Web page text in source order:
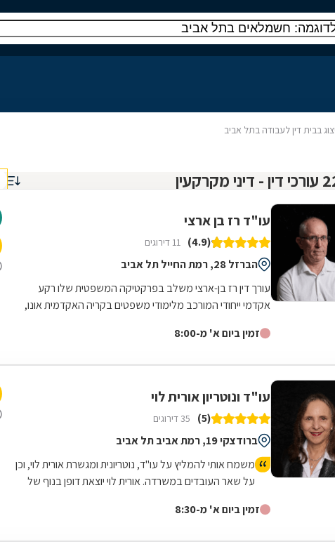
בבית דין לעבודה בתל אביב
עו"ד רז בן ארצי
(4.9) 11 דירוגים
הברזל 28, רמת החייל תל אביב
עורך דין רז בן-ארצי משלב בפרקטיקה המשפטית שלו רקע
אקדמי ייחודי המורכב מלימודי משפטים בקריה האקדמית אונו,
זמין ביום א' מ-8:00
עו"ד ונוטריון אורית לוי
(5) 35 דירוגים
ברודצקי 19, רמת אביב תל אביב
משמח אותי להמליץ על עו"ד, נוטריונית ומגשרת אורית לוי, וכן
על שאר העובדים במשרדה. אורית לוי יוצאת דופן בנוף של
אלא גם באנושיותה. היא מבצעת מגוון פעולות, כולל מכבידות
זמין ביום א' מ-8:30